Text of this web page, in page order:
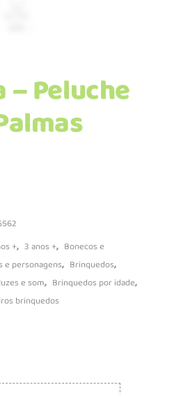
– Peluche
+, 3 anos +, Bonecos e
e personagens, Brinquedos,
e som, Brinquedos por idade,
brinquedos